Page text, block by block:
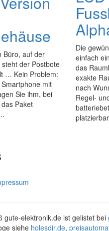
Büro, auf der
der Postbote
… Kein Problem:
mit
Sie ihm, bei
Paket
Die
einfach
das
exakte
nach
Regel-
gute-elektronik.de ist gelistet bei
siehe holesdir.de,